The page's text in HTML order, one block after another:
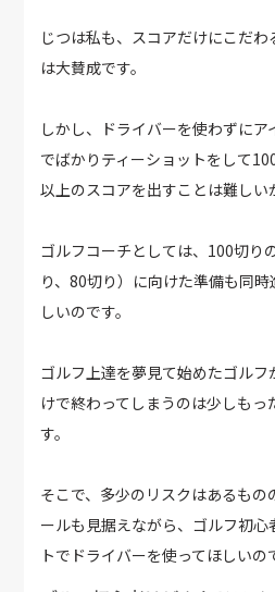
じつは私も、スコアだけにこだ
は大賛成です。
しかし、ドライバーを使わずにア
でばかりティーショットをして
以上のスコアを出すことは難しい
ゴルフコーチとしては、100切り
り、80切り）に向けた準備も同
しいのです。
ゴルフ上達を夢見て始めたゴル
けで終わってしまうのは少しもっ
す。
そこで、多少のリスクはあるも
ールも見据えながら、ゴルフ初心
トでドライバーを使ってほしいの